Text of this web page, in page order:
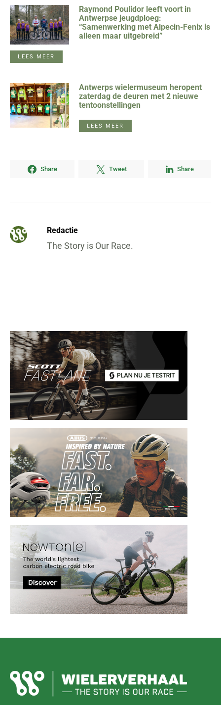
Raymond Poulidor leeft voort in
Antwerpse jeugdploeg:
“Samenwerking met Alpecin-Fenix is
alleen maar uitgebreid”
LEES MEER
Antwerps wielermuseum heropent
zaterdag de deuren met 2 nieuwe
tentoonstellingen
LEES MEER
Share Tweet Share
Redactie
The Story is Our Race.